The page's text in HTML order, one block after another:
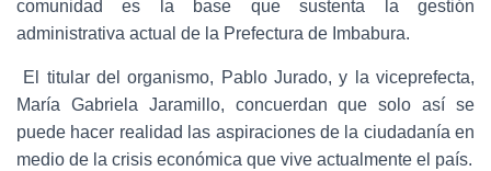
comunidad es la base que sustenta la gestión
administrativa actual de la Prefectura de Imbabura.
El titular del organismo, Pablo Jurado, y la viceprefecta,
María Gabriela Jaramillo, concuerdan que solo así se
puede hacer realidad las aspiraciones de la ciudadanía en
medio de la crisis económica que vive actualmente el país.